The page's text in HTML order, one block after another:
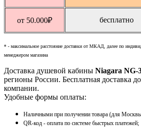
от 50.000₽ бесплатно
* - максимальное расстояние доставки от МКАД, далее по
менеджером магазина
Доставка душевой кабины Niagara NG-
регионы России. Бесплатная доставка
компании.
Удобные формы оплаты:
Наличными при получении товара (для
QR-код - оплата по системе быстрых платежей;